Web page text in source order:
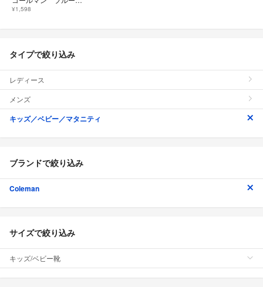
¥1,598
タイプで絞り込み
レディース
メンズ
キッズ／ベビー／マタニティ
ブランドで絞り込み
Coleman
サイズで絞り込み
キッズ/ベビー靴